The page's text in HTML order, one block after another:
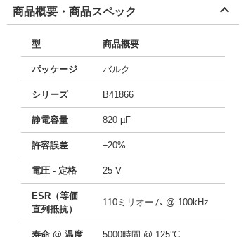
商品概要・商品スペック
型 商品概要
パッケージ バルク
シリーズ B41866
静電容量 820 µF
許容誤差 ±20%
電圧 - 定格 25 V
ESR（等価
直列抵抗）
110ミリオーム @ 100kHz
寿命 @ 温度 5000時間 @ 125°C